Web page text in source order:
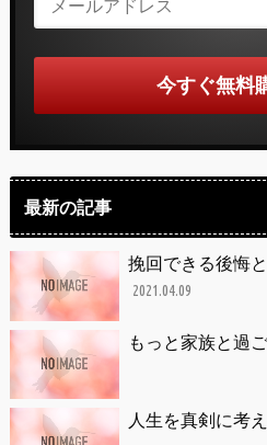
最新の記事
挽回できる後悔
2021.04.09
もっと家族と過
人生を真剣に考